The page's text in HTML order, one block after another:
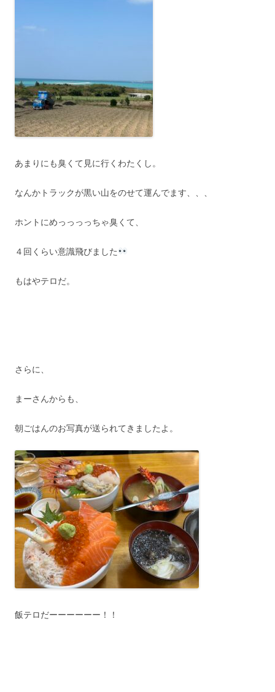
あまりにも臭くて見に行くわたくし。
なんかトラックが黒い山をのせて運んでます、、、
ホントにめっっっっちゃ臭くて、
４回くらい意識飛びました
もはやテロだ。
さらに、
まーさんからも、
朝ごはんのお写真が送られてきましたよ。
飯テロだーーーーーー！！